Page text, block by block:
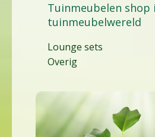
Tuinmeubelen shop
tuinmeubelwereld
Lounge sets
Overig